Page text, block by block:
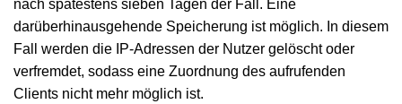
nach spätestens sieben Tagen der Fall. Eine
darüberhinausgehende Speicherung ist möglich. In diesem
Fall werden die IP-Adressen der Nutzer gelöscht oder
verfremdet, sodass eine Zuordnung des aufrufenden
Clients nicht mehr möglich ist.